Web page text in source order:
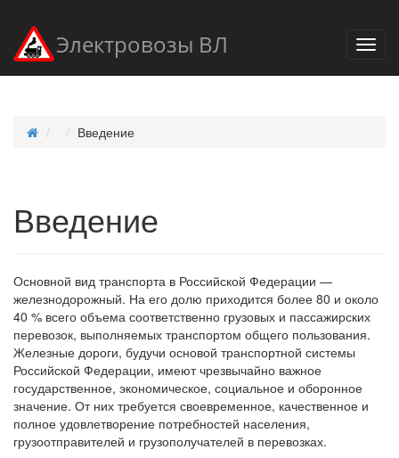
Электровозы ВЛ
Введение
Введение
Основной вид транспорта в Российской Федерации —
железнодорожный. На его долю приходится более 80 и около
40 % всего объема соответственно грузовых и пассажирских
перевозок, выполняемых транспортом общего пользования.
Железные дороги, будучи основой транспортной системы
Российской Федерации, имеют чрезвычайно важное
государственное, экономическое, социальное и оборонное
значение. От них требуется своевременное, качественное и
полное удовлетворение потребностей населения,
грузоотправителей и грузополучателей в перевозках.